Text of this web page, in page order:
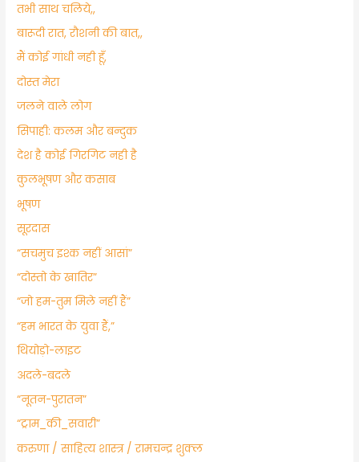
तभी साथ चलिये,,
बारूदी रात, रौशनी की बात,,
मैं कोई गांधी नही हूँ,
दोस्त मेरा
जलने वाले लोग
सिपाही: कलम और बन्दुक
देश है कोई गिरगिट नही है
​कुलभूषण और कसाब
भूषण
सूरदास
“सचमुच इश्क नहीं आसां”
“दोस्तो के खातिर”
“जो हम-तुम मिले नहीं हैं”
“हम भारत के युवा हैं,”
थियोड़ो-लाइट
अदले-बदले
“नूतन-पुरातन”
“ट्राम_की_सवारी”
करुणा / साहित्य शास्त्र / रामचन्द्र शुक्ल